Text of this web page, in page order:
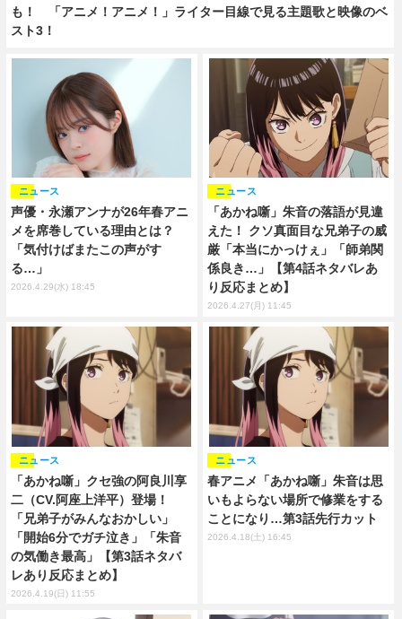
も！ 「アニメ！アニメ！」ライター目線で見る主題歌と映像のベ
スト3！
声優・永瀬アンナが26年春アニ
メを席巻している理由とは？
「気付けばまたこの声がす
る…」
ニュース
2026.4.29(水) 18:45
「あかね噺」朱音の落語が見違
えた！ クソ真面目な兄弟子の威
厳「本当にかっけぇ」「師弟関
係良き…」【第4話ネタバレあ
り反応まとめ】
ニュース
2026.4.27(月) 11:45
「あかね噺」クセ強の阿良川享
二（CV.阿座上洋平）登場！
「兄弟子がみんなおかしい」
「開始6分でガチ泣き」「朱音
の気働き最高」【第3話ネタバ
レあり反応まとめ】
ニュース
2026.4.19(日) 11:55
春アニメ「あかね噺」朱音は思
いもよらない場所で修業をする
ことになり…第3話先行カット
ニュース
2026.4.18(土) 16:45